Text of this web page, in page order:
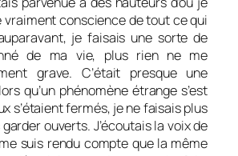
vraiment conscience de tout ce qui
je faisais une sorte de
de ma vie, plus rien ne me
grave. C’était presque une
qu’un phénomène étrange s’est
s’étaient fermés, je ne faisais plus
ouverts. J’écoutais la voix de
suis rendu compte que la même